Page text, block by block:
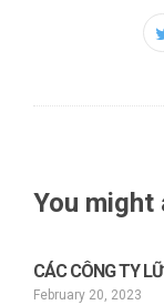
You might
CÁC CÔNG TY
February 20, 2023